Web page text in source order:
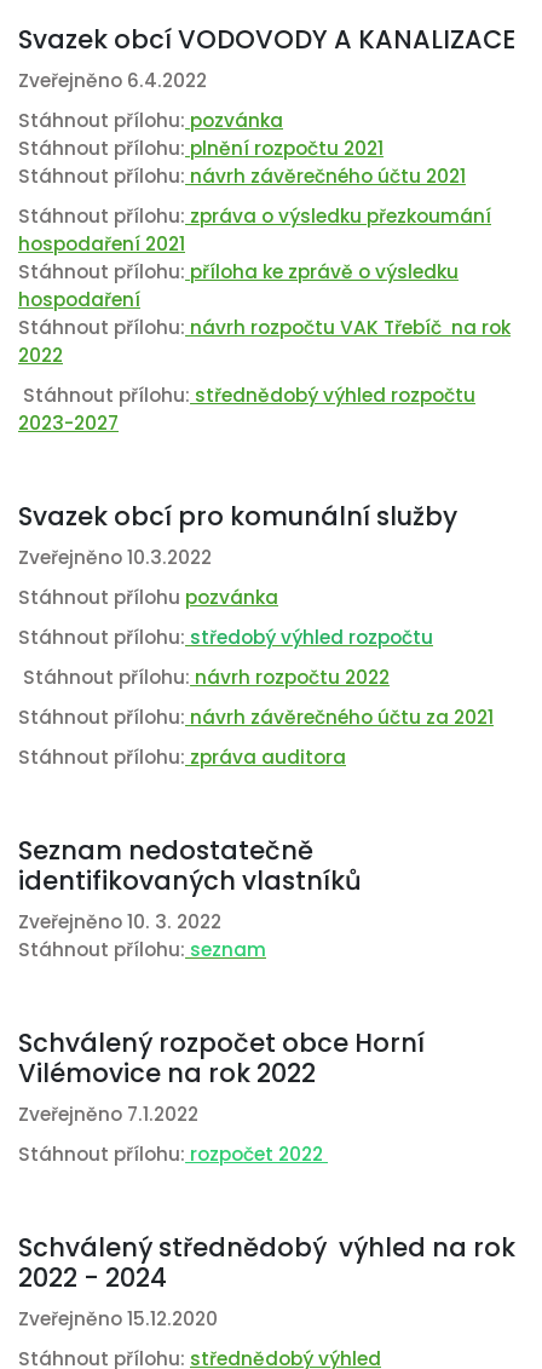
Svazek obcí VODOVODY A KANALIZACE
Zveřejněno 6.4.2022
Stáhnout přílohu: pozvánka
Stáhnout přílohu: plnění rozpočtu 2021
Stáhnout přílohu: návrh závěrečného účtu 2021
Stáhnout přílohu: zpráva o výsledku přezkoumání
hospodaření 2021
Stáhnout přílohu: příloha ke zprávě o výsledku
hospodaření
Stáhnout přílohu: návrh rozpočtu VAK Třebíč na rok
2022
Stáhnout přílohu: střednědobý výhled rozpočtu
2023-2027
Svazek obcí pro komunální služby
Zveřejněno 10.3.2022
Stáhnout přílohu pozvánka
Stáhnout přílohu: středobý výhled rozpočtu
Stáhnout přílohu: návrh rozpočtu 2022
Stáhnout přílohu: návrh závěrečného účtu za 2021
Stáhnout přílohu: zpráva auditora
Seznam nedostatečně
identifikovaných vlastníků
Zveřejněno 10. 3. 2022
Stáhnout přílohu: seznam
Schválený rozpočet obce Horní
Vilémovice na rok 2022
Zveřejněno 7.1.2022
Stáhnout přílohu: rozpočet 2022
Schválený střednědobý výhled na rok
2022 - 2024
Zveřejněno 15.12.2020
Stáhnout přílohu: střednědobý výhled